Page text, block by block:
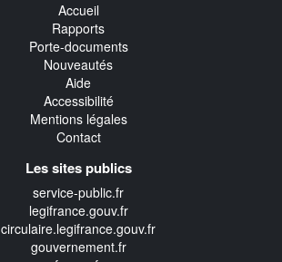
Accueil
Rapports
Porte-documents
Nouveautés
Aide
Accessibilité
Mentions légales
Contact
Les sites publics
service-public.fr
legifrance.gouv.fr
circulaire.legifrance.gouv.fr
gouvernement.fr